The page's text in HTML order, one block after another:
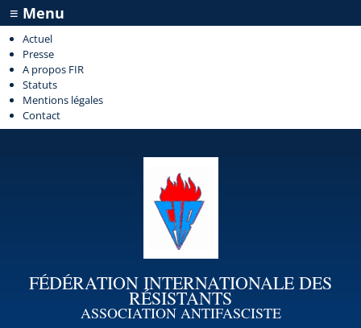
≡ Menu
Actuel
Presse
A propos FIR
Statuts
Mentions légales
Contact
FÉDÉRATION INTERNATIONALE DES
RÉSISTANTS
ASSOCIATION ANTIFASCISTE